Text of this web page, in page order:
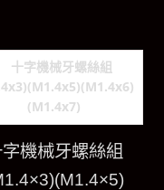
機械牙螺絲組